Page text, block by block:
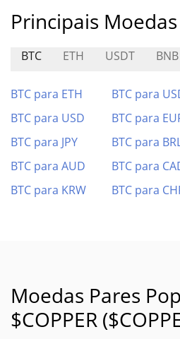
Principais Moedas
BTC ETH USDT BNB
BTC para ETH BTC para
BTC para USD
BTC para
BTC para JPY
BTC para
BTC para AUD
BTC para
BTC para KRW
BTC para
Moedas Pares
$COPPER